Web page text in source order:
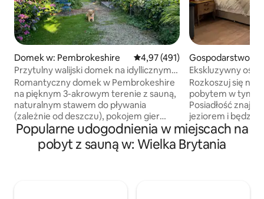
Domek w: Pembrokeshire Średnia ocena: 4,97 na 5, liczba
4,97 (491)
Przytulny walijski domek na idyllicznym
3-akrowym terenie
Romantyczny domek w Pembrokeshire
na pięknym 3-akrowym terenie z sauną,
naturalnym stawem do pływania
(zależnie od deszczu), pokojem gier
i kajakami. Spacery po wzgórzach tuż za
progiem, wspaniałe plaże i spacery po
klifach w pobliżu. Podziwiaj gwiazdy
Gospodarstwo
czne w: Essex
Ekskluzywny
nad prywatnym
Rozkoszuj się
pobytem w tym
Posiadłość
jeziorem i
czego
błogim
krótkiego
Popularne udogodnienia w miejscach na
pobyt z sauną w: Wielka Brytania